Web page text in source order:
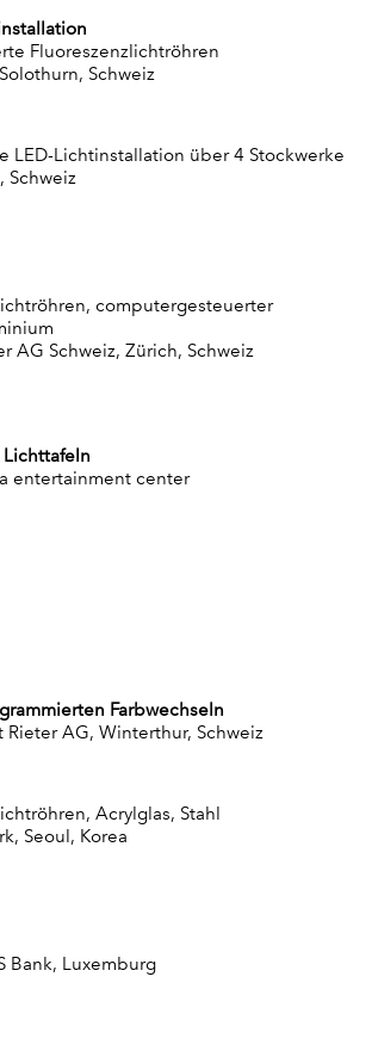
Fluoreszenzlichtröhren
Schweiz
LED-Lichtinstallation über 4 Stockwerke
Schweiz
computergesteuerter
AG Schweiz, Zürich, Schweiz
entertainment center
Farbwechseln
Rieter AG, Winterthur, Schweiz
Acrylglas, Stahl
Seoul, Korea
Bank, Luxemburg